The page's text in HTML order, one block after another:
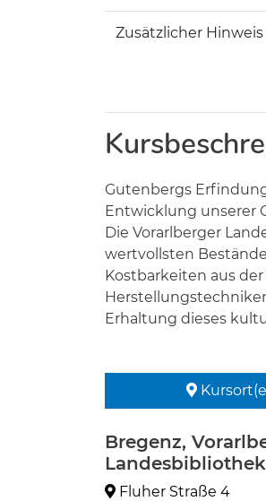
Zusätzlicher Hinweis
Gutenbergs
Entwicklung unserer
Die Vorarlberger
wertvollsten
Kostbarkeiten aus
Erhaltung dieses
Bregenz,
Landesbibliothek
Fluher Straße 4